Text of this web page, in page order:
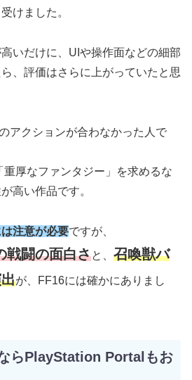
けました。
いだけに、UIや操作面などの細部
、評価はさらに上がっていたと思
アクションが合わなかった人で
重厚なファンタジー」を求めるな
高い作品です。
注意が必要ですが、
戦闘の面白さと、 召喚獣バ
が、FF16には確かにありまし
らPlayStation Portalもお